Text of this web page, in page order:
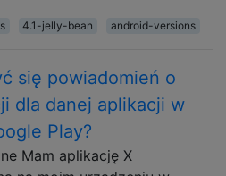
4.1-jelly-bean android-versions
się powiadomień o
dla danej aplikacji w
Play?
Mam aplikację X